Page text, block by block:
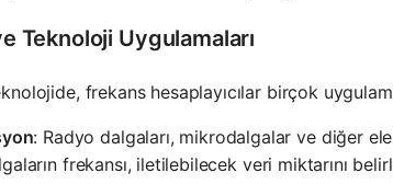
Teknoloji Uygulamaları
frekans hesaplayıcılar birçok
: Radyo dalgaları, mikrodalgalar ve diğer
frekansı, iletilebilecek veri miktarını